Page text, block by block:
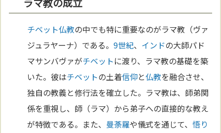
チベット仏教の中でも特に重要なのがラマ教（ヴァ
ジュラヤーナ）である。9世紀、 インドの大師パド
マサンバヴァがチベットに渡り、ラマ教の基礎を築
いた。彼はチベットの土着信仰と仏教を融合させ、
独自の教義と修行法を確立した。ラマ教は、師弟関
係を重視し、師（ラマ）から弟子への直接的な教え
が特徴である。また、 曼荼羅や儀式を通じて、悟り